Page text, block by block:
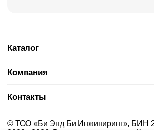
Каталог
Компания
Контакты
© ТОО «Би Энд Би Инжиниринг», БИН